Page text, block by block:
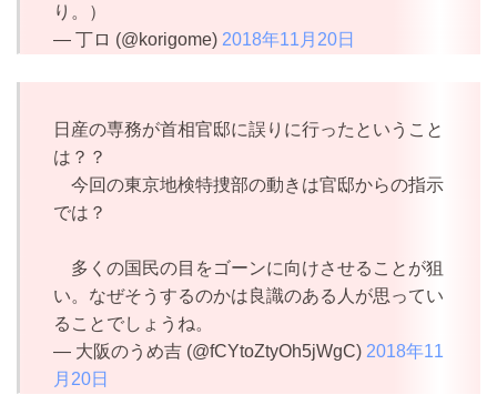
り。）
— 丁ロ (@korigome) 2018年11月20日
日産の専務が首相官邸に誤りに行ったということ
は？？
今回の東京地検特捜部の動きは官邸からの指示
では？
多くの国民の目をゴーンに向けさせることが狙
い。なぜそうするのかは良識のある人が思ってい
ることでしょうね。
— 大阪のうめ吉 (@fCYtoZtyOh5jWgC) 2018年11
月20日